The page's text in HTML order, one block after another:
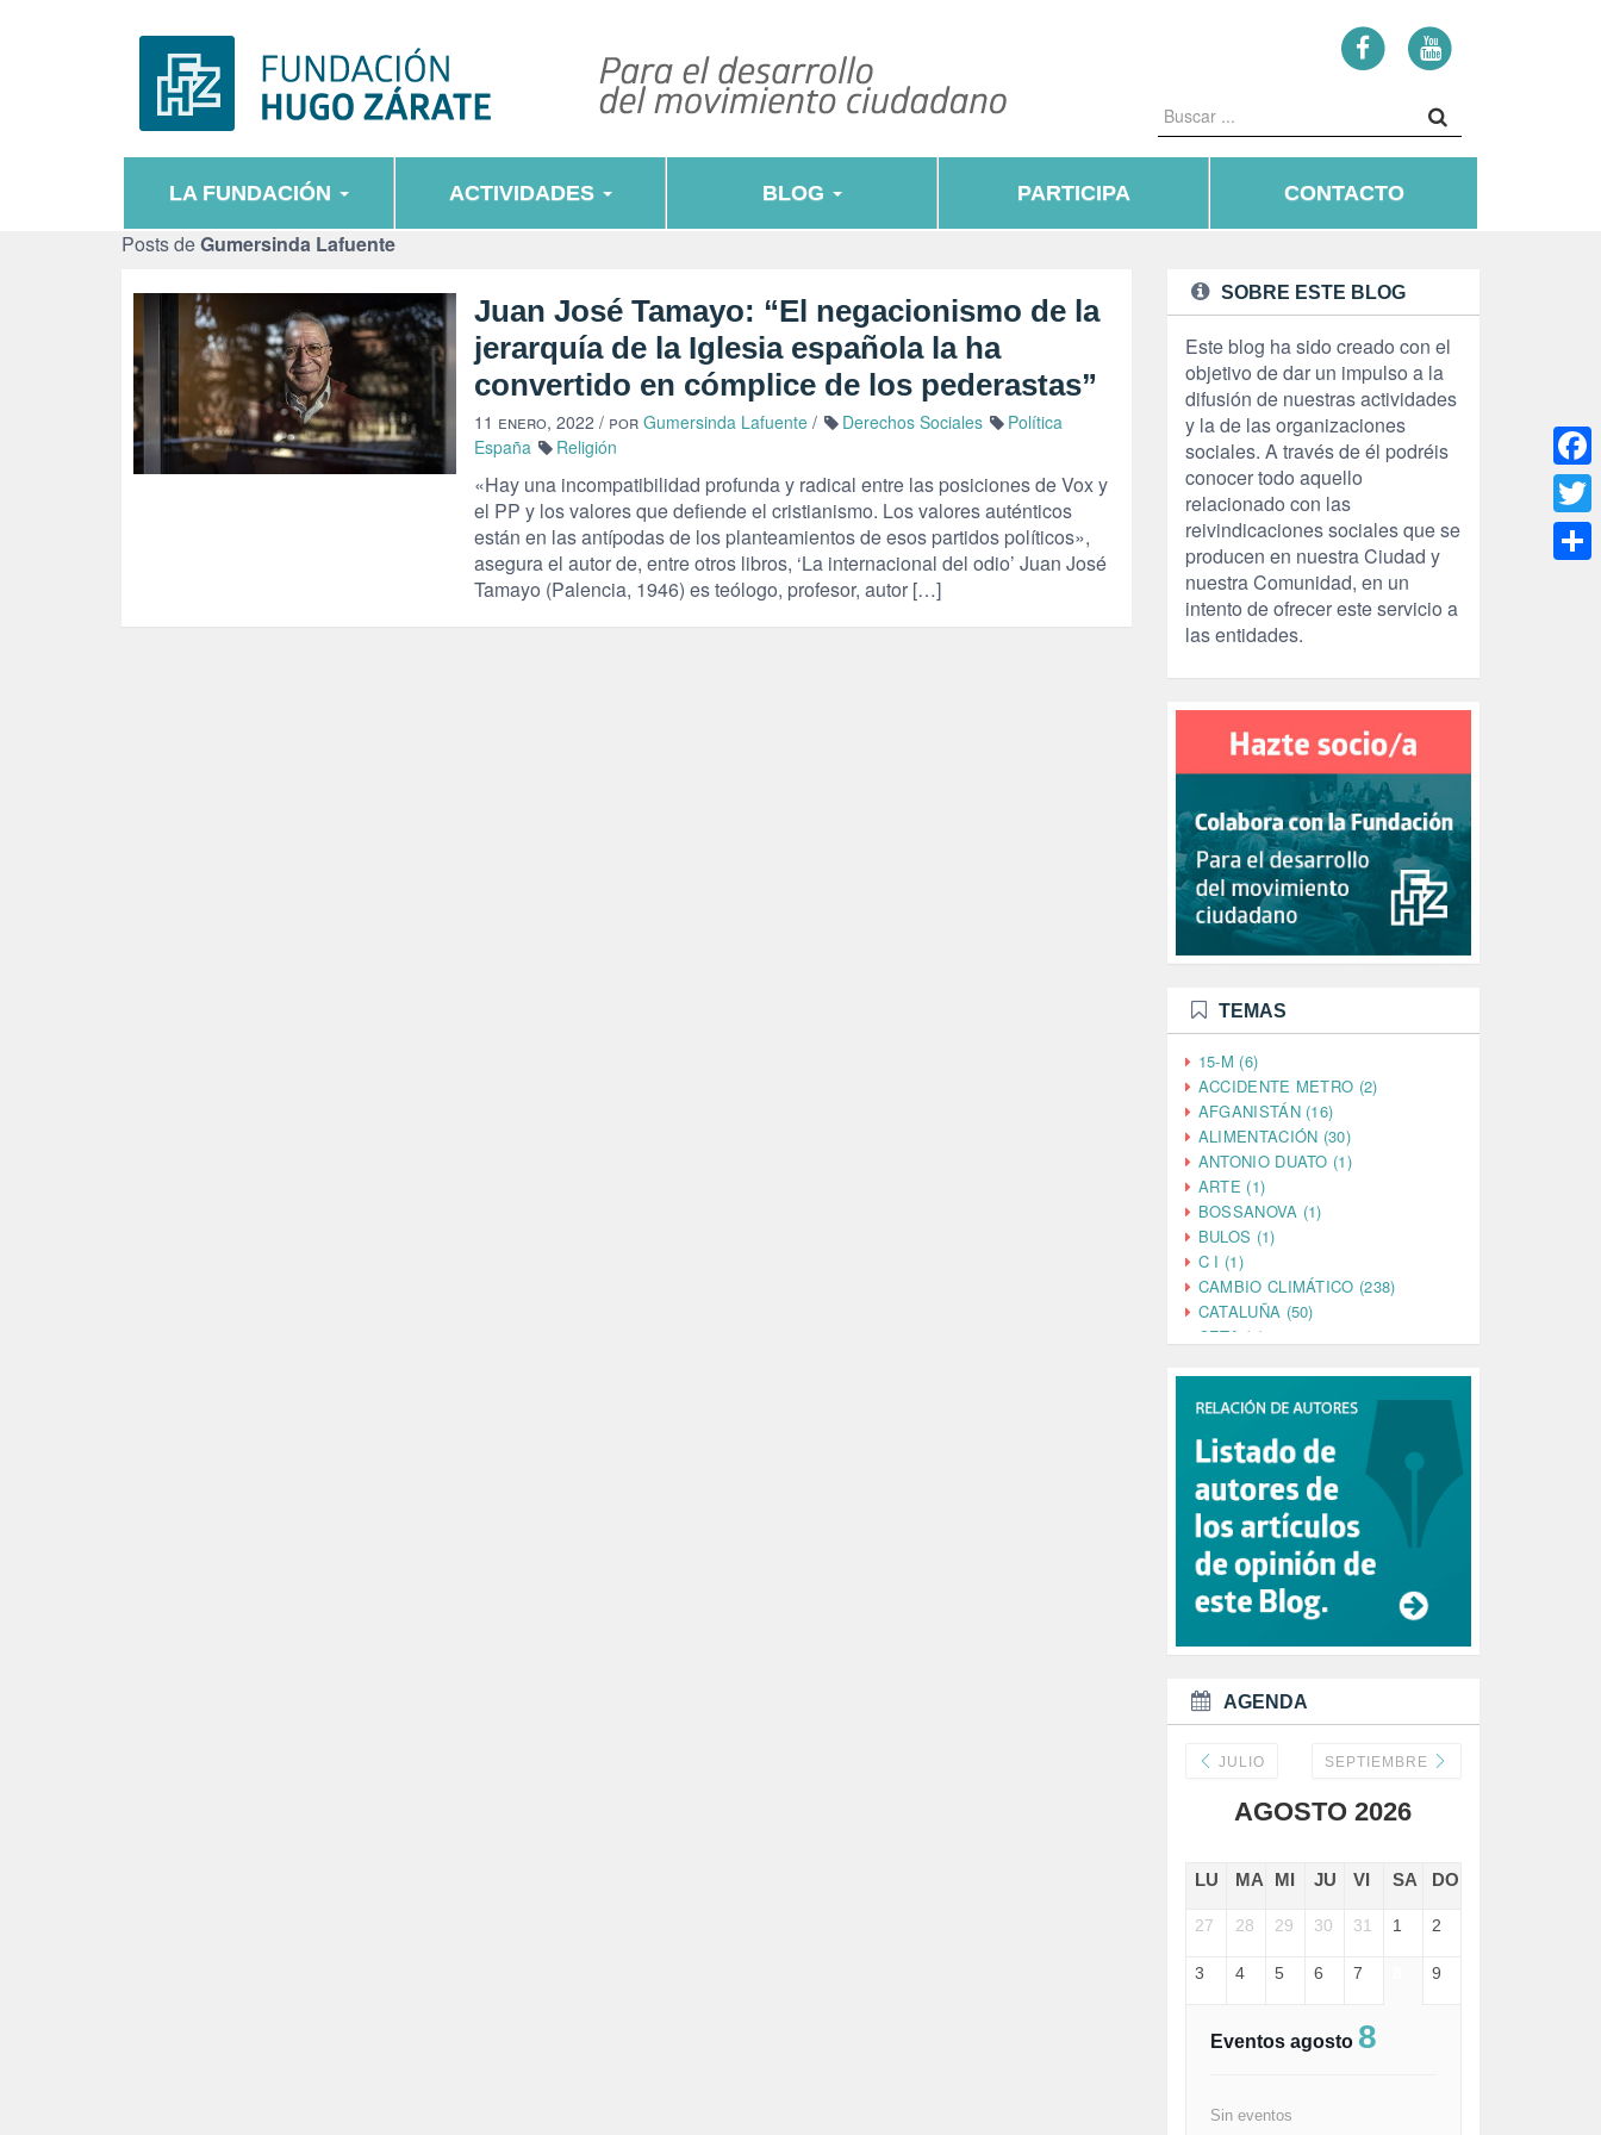
LA FUNDACIÓN ACTIVIDADES BLOG PARTICIPA CONTACTO
Posts deGumersinda Lafuente
Juan José Tamayo: “El negacionismo de la
jerarquía de la Iglesia española la ha
convertido en cómplice de los pederastas”
11 enero, 2022 / por Gumersinda Lafuente/ Derechos Sociales
Política
España
Religión
«Hay una incompatibilidad profunda y radical entre las posiciones de Vox y
el PP y los valores que defiende el cristianismo. Los valores auténticos
están en las antípodas de los planteamientos de esos partidos políticos»,
asegura el autor de, entre otros libros, ‘La internacional del odio’ Juan José
Tamayo (Palencia, 1946) es teólogo, profesor, autor […]
SOBRE ESTE BLOG
Este blog ha sido creado con el
objetivo de dar un impulso a la
difusión de nuestras actividades
y la de las organizaciones
sociales. A través de él podréis
conocer todo aquello
relacionado con las
reivindicaciones sociales que se
producen en nuestra Ciudad y
nuestra Comunidad, en un
intento de ofrecer este servicio a
las entidades.
TEMAS
15-M (6)
ACCIDENTE METRO (2)
AFGANISTÁN (16)
ALIMENTACIÓN (30)
ANTONIO DUATO (1)
ARTE (1)
BOSSANOVA (1)
BULOS (1)
C I (1)
CAMBIO CLIMÁTICO (238)
CATALUÑA (50)
CETA (2)
CINE (35)
CIUDADANÍA (633)
COMPROMISO (2)
CONFERENCIA (1)
CONSUMO (1)
CORONAVIRUS (155)
CORRUPCIÓN (215)
CULTURA (704)
DANA (78)
DEMOCRACIA (1)
DEMOCRAIA (1)
DEPORTE (3)
DERECHOS SOCIALES (739)
DONALD TRUMP (82)
EDUCACIÓN (452)
EPSTEIN (1)
EXTREMA-DERECHA (56)
FELICIDAD (1)
FRANCISCO (5)
AGENDA
JULIO
AGOSTO 2026
SEPTIEMBRE
LU MA MI JU VI SA DO
27 28 29 30 31 1 2
3 4 5 6 7 9
Eventos agosto 8
Sin eventos